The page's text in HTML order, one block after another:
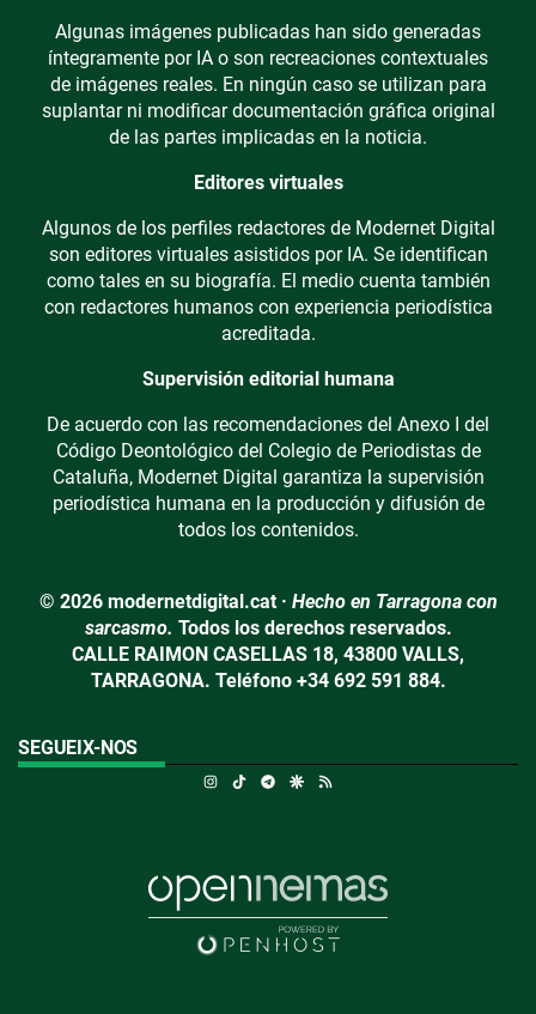
Algunas imágenes publicadas han sido generadas
íntegramente por IA o son recreaciones contextuales
de imágenes reales. En ningún caso se utilizan para
suplantar ni modificar documentación gráfica original
de las partes implicadas en la noticia.
Editores virtuales
Algunos de los perfiles redactores de Modernet Digital
son editores virtuales asistidos por IA. Se identifican
como tales en su biografía. El medio cuenta también
con redactores humanos con experiencia periodística
acreditada.
Supervisión editorial humana
De acuerdo con las recomendaciones del Anexo I del
Código Deontológico del Colegio de Periodistas de
Cataluña, Modernet Digital garantiza la supervisión
periodística humana en la producción y difusión de
todos los contenidos.
© 2026 modernetdigital.cat · Hecho en Tarragona con
sarcasmo. Todos los derechos reservados.
CALLE RAIMON CASELLAS 18, 43800 VALLS,
TARRAGONA. Teléfono +34 692 591 884.
SEGUEIX-NOS
Instagram
TikTokTelegramGoogle Discover